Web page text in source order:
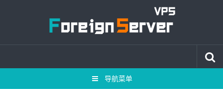
导航菜单